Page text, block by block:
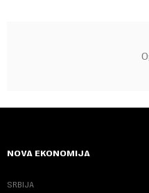
NOVA EKONOMIJA
SRBIJA